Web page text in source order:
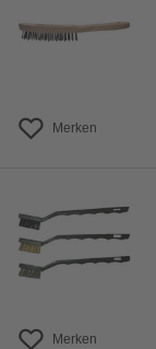
Merken
Merken